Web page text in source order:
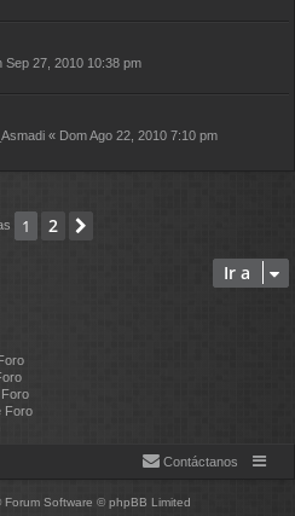
Sep 27, 2010 10:38 pm
« Dom Ago 22, 2010 7:10 pm
1 2
Ir a
Foro
Contáctanos
Forum Software © phpBB Limited